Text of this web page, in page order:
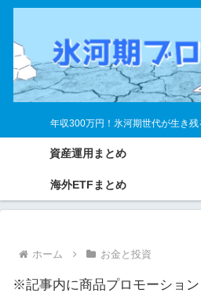
年収300万円！氷河期世代が生き
資産運用まとめ
海外ETFまとめ
ホーム お金と投資
※記事内に商品プロモーショ